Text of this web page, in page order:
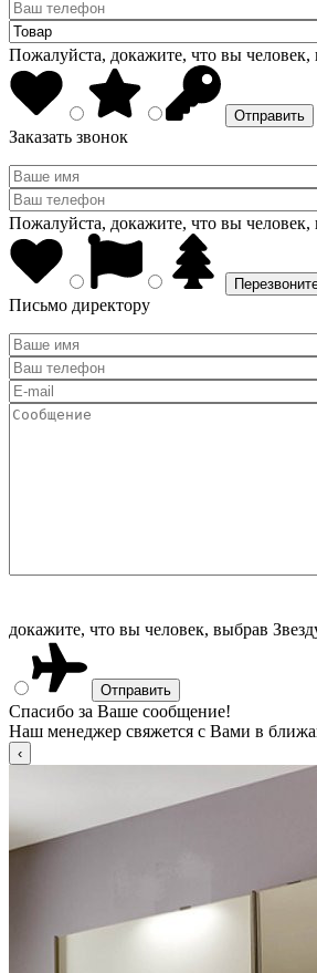
Пожалуйста, докажите, что вы человек,
Заказать звонок
Пожалуйста, докажите, что вы человек,
Письмо директору
докажите, что вы человек, выбрав
Спасибо за Ваше сообщение!
Наш менеджер свяжется с Вами в